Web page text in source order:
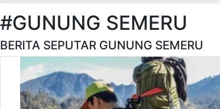
#GUNUNG SEMERU
BERITA SEPUTAR GUNUNG SEMERU